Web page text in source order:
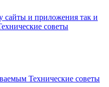
и приложения так и
советы
Технические советы